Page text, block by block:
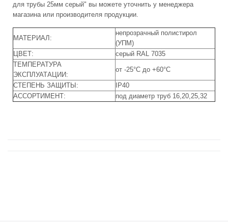
для трубы 25мм серый" вы можете уточнить у менеджера
магазина или производителя продукции.
МАТЕРИАЛ:
непрозрачный полистирол
(УПМ)
ЦВЕТ:
серый RAL 7035
ТЕМПЕРАТУРА
ЭКСПЛУАТАЦИИ:
от -25°С до +60°С
СТЕПЕНЬ ЗАЩИТЫ:
IP40
АССОРТИМЕНТ:
под диаметр труб 16,20,25,32